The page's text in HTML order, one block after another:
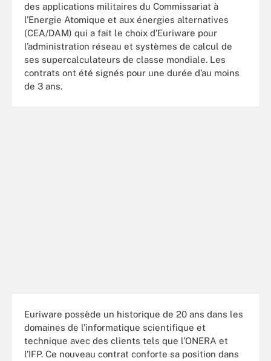
des applications militaires du Commissariat à
l’Energie Atomique et aux énergies alternatives
(CEA/DAM) qui a fait le choix d’Euriware pour
l’administration réseau et systèmes de calcul de
ses supercalculateurs de classe mondiale. Les
contrats ont été signés pour une durée d’au moins
de 3 ans.
Euriware possède un historique de 20 ans dans les
domaines de l’informatique scientifique et
technique avec des clients tels que l’ONERA et
l’IFP. Ce nouveau contrat conforte sa position dans